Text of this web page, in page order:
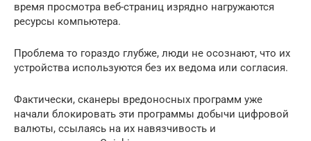
время просмотра веб-страниц изрядно нагружаются
ресурсы компьютера.
Проблема то гораздо глубже, люди не осознают, что их
устройства используются без их ведома или согласия.
Фактически, сканеры вредоносных программ уже
начали блокировать эти программы добычи цифровой
валюты, ссылаясь на их навязчивость и